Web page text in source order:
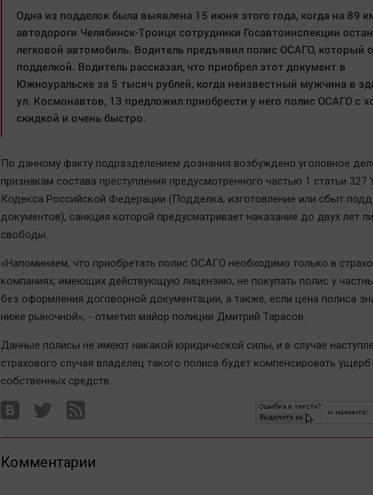
Одна из подделок была выявлена 15 июня этого года, когда на 89
автодороги Челябинск-Троицк сотрудники Госавтоинспекции
легковой автомобиль. Водитель предъявил полис ОСАГО, который
подделкой. Водитель рассказал, что приобрел этот документ в
Южноуральске за 5 тысяч рублей, когда неизвестный мужчина в
ул. Космонавтов, 13 предложил приобрести у него полис ОСАГО с
скидкой и очень быстро.
По данному факту подразделением дознания возбуждено уголовное
признакам состава преступления предусмотренного частью 1 статьи 327
Кодекса Российской Федерации (Подделка, изготовление или сбыт
документов), санкция которой предусматривает наказание до двух лет
свободы.
«Напоминаем, что приобретать полис ОСАГО необходимо только в
компаниях, имеющих действующую лицензию; не покупать полис у
без оформления договорной документации, а также, если цена полиса
ниже рыночной», - отметил майор полиции Дмитрий Тарасов.
Данные полисы не имеют никакой юридической силы, и в случае
страхового случая владелец такого полиса будет компенсировать ущерб
собственных средств.
Комментарии